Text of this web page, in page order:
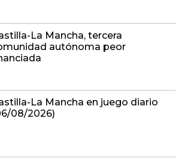
La Mancha, tercera
autónoma peor
La Mancha en juego diario
08/2026)